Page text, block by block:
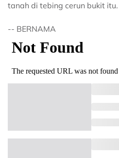
tanah di tebing cerun bukit itu.
-- BERNAMA